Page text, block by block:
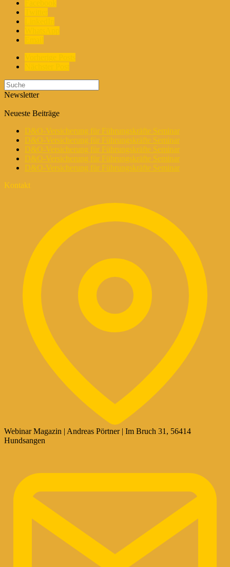
Newsletter
Neueste Beiträge
D&O-Versicherung für Führungskräfte Seminar
D&O-Versicherung für Führungskräfte Seminar
D&O-Versicherung für Führungskräfte Seminar
D&O-Versicherung für Führungskräfte Seminar
D&O-Versicherung für Führungskräfte Seminar
Kontakt
Webinar Magazin | Andreas Pörtner | Im Bruch 31, 56414
Hundsangen